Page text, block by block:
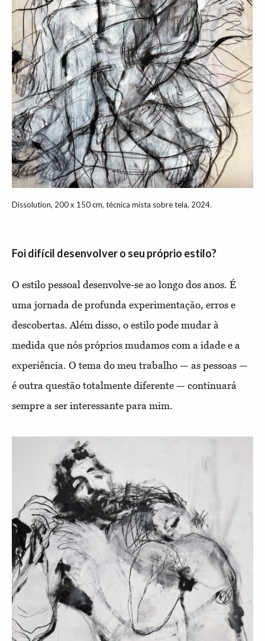
Dissolution, 200 x 150 cm, técnica mista sobre tela, 2024.
Foi difícil desenvolver o seu próprio estilo?
O estilo pessoal desenvolve-se ao longo dos anos. É
uma jornada de profunda experimentação, erros e
descobertas. Além disso, o estilo pode mudar à
medida que nós próprios mudamos com a idade e a
experiência. O tema do meu trabalho — as pessoas —
é outra questão totalmente diferente — continuará
sempre a ser interessante para mim.